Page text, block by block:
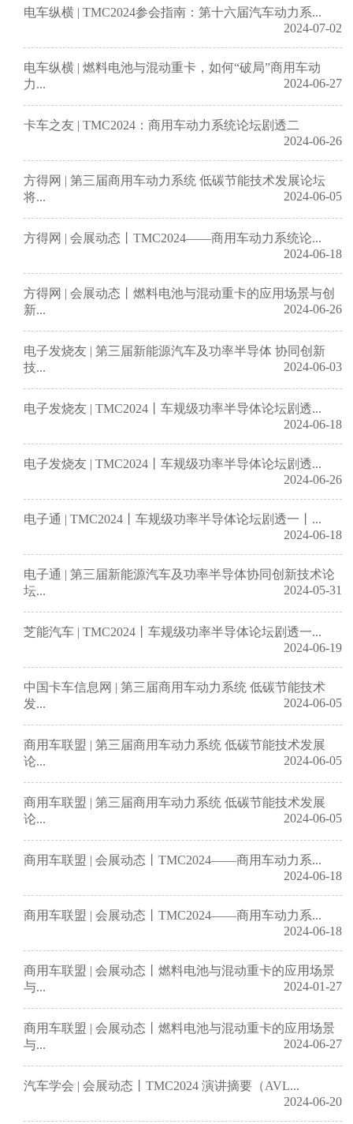
电车纵横 | TMC2024参会指南：第十六届汽车动力系...
2024-07-02
电车纵横 | 燃料电池与混动重卡，如何“破局”商用车动
力...
2024-06-27
卡车之友 | TMC2024：商用车动力系统论坛剧透二
2024-06-26
方得网 | 第三届商用车动力系统 低碳节能技术发展论坛
将...
2024-06-05
方得网 | 会展动态丨TMC2024——商用车动力系统论...
2024-06-18
方得网 | 会展动态丨燃料电池与混动重卡的应用场景与创
新...
2024-06-26
电子发烧友 | 第三届新能源汽车及功率半导体 协同创新
技...
2024-06-03
电子发烧友 | TMC2024丨车规级功率半导体论坛剧透...
2024-06-18
电子发烧友 | TMC2024丨车规级功率半导体论坛剧透...
2024-06-26
电子通 | TMC2024丨车规级功率半导体论坛剧透一丨...
2024-06-18
电子通 | 第三届新能源汽车及功率半导体协同创新技术论
坛...
2024-05-31
芝能汽车 | TMC2024丨车规级功率半导体论坛剧透一...
2024-06-19
中国卡车信息网 | 第三届商用车动力系统 低碳节能技术
发...
2024-06-05
商用车联盟 | 第三届商用车动力系统 低碳节能技术发展
论...
2024-06-05
商用车联盟 | 第三届商用车动力系统 低碳节能技术发展
论...
2024-06-05
商用车联盟 | 会展动态丨TMC2024——商用车动力系...
2024-06-18
商用车联盟 | 会展动态丨TMC2024——商用车动力系...
2024-06-18
商用车联盟 | 会展动态丨燃料电池与混动重卡的应用场景
与...
2024-01-27
商用车联盟 | 会展动态丨燃料电池与混动重卡的应用场景
与...
2024-06-27
汽车学会 | 会展动态丨TMC2024 演讲摘要（AVL...
2024-06-20